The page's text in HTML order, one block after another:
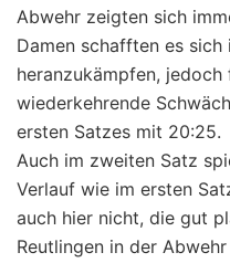
Abwehr zeigten sich
Damen schafften es sich
heranzukämpfen,
wiederkehrende
ersten Satzes mit 20:25.
Auch im zweiten Satz
Verlauf wie im ersten
auch hier nicht, die gut
Reutlingen in der